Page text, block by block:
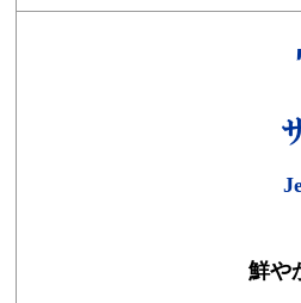
鮮や